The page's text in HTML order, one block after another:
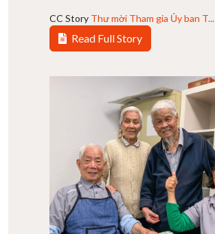
CC Story Thư mời Tham gia Ủy ban T...
Read Full Story